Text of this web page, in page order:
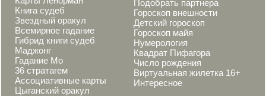
Книга судеб
Звездный оракул
Всемирное гадание
Гибрид книги судеб
Маджонг
Гадание Мо
36 стратагем
Ассоциативные карты
Цыганский оракул
Подобрать партнера
Гороскоп внешности
Детский гороскоп
Гороскоп майя
Нумерология
Квадрат Пифагора
Число рождения
Виртуальная жилетка 16+
Интересное